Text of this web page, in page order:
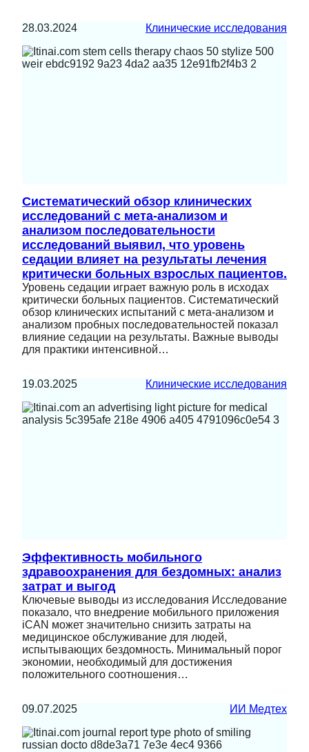
28.03.2024 Клинические исследования
Систематический обзор клинических
исследований с мета-анализом и
анализом последовательности
исследований выявил, что уровень
седации влияет на результаты лечения
критически больных взрослых пациентов.
Уровень седации играет важную роль в исходах
критически больных пациентов. Систематический
обзор клинических испытаний с мета-анализом и
анализом пробных последовательностей показал
влияние седации на результаты. Важные выводы
для практики интенсивной…
19.03.2025 Клинические исследования
Эффективность мобильного
здравоохранения для бездомных: анализ
затрат и выгод
Ключевые выводы из исследования Исследование
показало, что внедрение мобильного приложения
iCAN может значительно снизить затраты на
медицинское обслуживание для людей,
испытывающих бездомность. Минимальный порог
экономии, необходимый для достижения
положительного соотношения…
09.07.2025 ИИ Медтех